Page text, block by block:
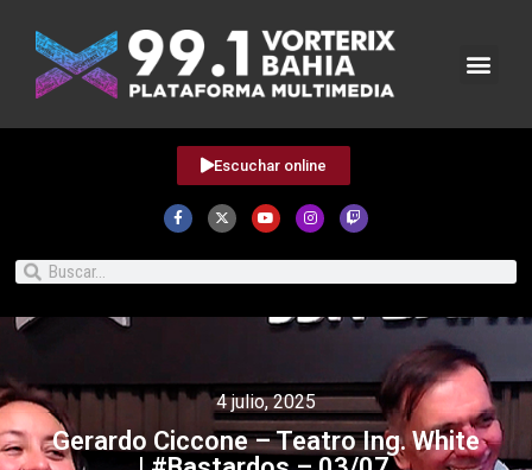
Escuchar online
4 julio, 2025
Gerardo Ciccone – Teatro Ing. White